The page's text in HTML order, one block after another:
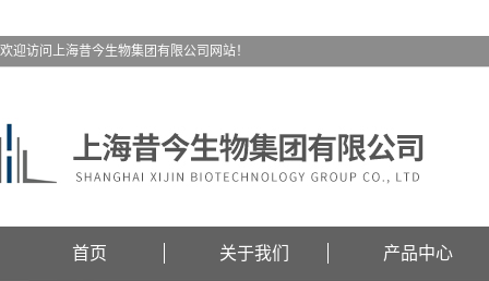
欢迎访问上海昔今生物集团有限公司网站！
首页 关于我们 产品中心